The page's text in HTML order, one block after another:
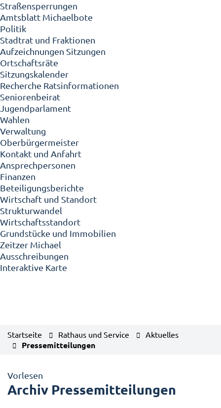
Straßensperrungen
Amtsblatt Michaelbote
Politik
Stadtrat und Fraktionen
Aufzeichnungen Sitzungen
Ortschaftsräte
Sitzungskalender
Recherche Ratsinformationen
Seniorenbeirat
Jugendparlament
Wahlen
Verwaltung
Oberbürgermeister
Kontakt und Anfahrt
Ansprechpersonen
Finanzen
Beteiligungsberichte
Wirtschaft und Standort
Strukturwandel
Wirtschaftsstandort
Grundstücke und Immobilien
Zeitzer Michael
Ausschreibungen
Interaktive Karte
Startseite Rathaus und Service Aktuelles
Pressemitteilungen
Vorlesen
Archiv Pressemitteilungen